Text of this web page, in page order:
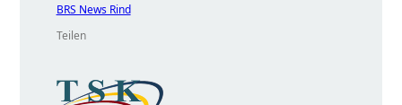
BRS News Rind
Teilen